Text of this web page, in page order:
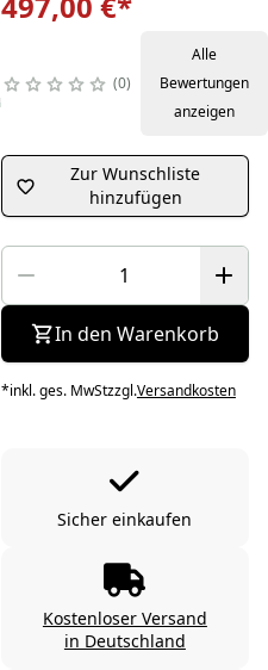
0
Alle
Bewertungen
anzeigen
Zur Wunschliste
hinzufügen
In den Warenkorb
*inkl. ges. MwStzzgl.Versandkosten
Sicher einkaufen
Kostenloser Versand
in Deutschland